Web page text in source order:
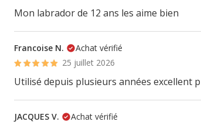
Mon labrador de 12 ans les aime bien
Francoise N.
Achat vérifié
25 juillet 2026
Utilisé depuis plusieurs années excellent
JACQUES V.
Achat vérifié